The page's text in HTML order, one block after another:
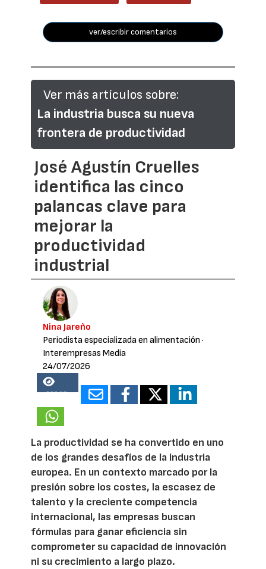
ver/escribir comentarios
Ver más artículos sobre:
La industria busca su nueva
frontera de productividad
José Agustín Cruelles
identifica las cinco
palancas clave para
mejorar la
productividad
industrial
Nina Jareño
Periodista especializada en alimentación ·
Interempresas Media
24/07/2026
22895
La productividad se ha convertido en uno
de los grandes desafíos de la industria
europea. En un contexto marcado por la
presión sobre los costes, la escasez de
talento y la creciente competencia
internacional, las empresas buscan
fórmulas para ganar eficiencia sin
comprometer su capacidad de innovación
ni su crecimiento a largo plazo.